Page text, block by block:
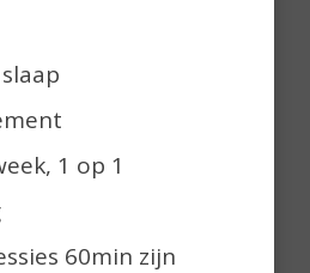
1 op 1
60min zijn